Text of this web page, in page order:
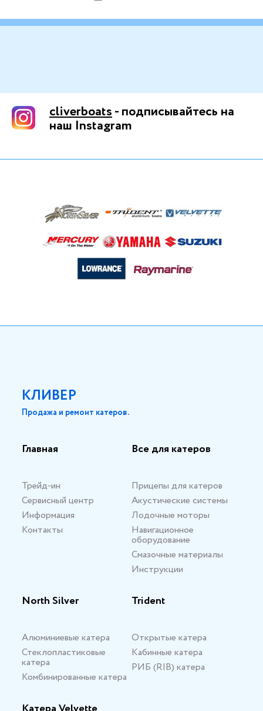
cliverboats- подписывайтесь на
наш Instagram
КЛИВЕР
Продажа и ремонт катеров.
Главная
Трейд-ин
Сервисный центр
Информация
Контакты
Все для катеров
Прицепы для катеров
Акустические системы
Лодочные моторы
Навигационное
оборудование
Смазочные материалы
Инструкции
North Silver
Алюминиевые катера
Стеклопластиковые
катера
Комбинированные катера
Trident
Открытые катера
Кабинные катера
РИБ (RIB) катера